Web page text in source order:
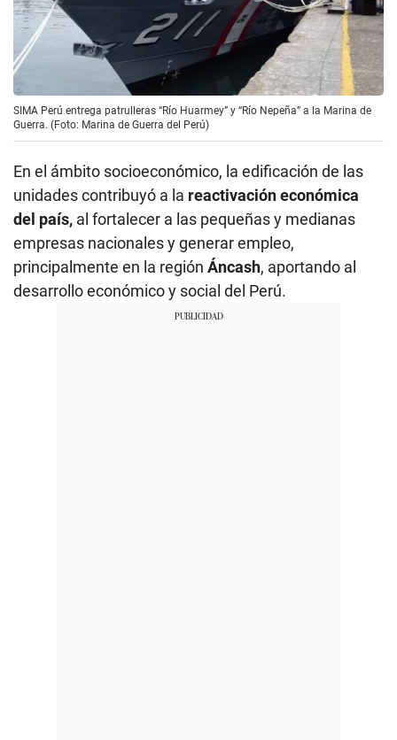
SIMA Perú entrega patrulleras “Río Huarmey” y “Río Nepeña” a la Marina de
Guerra. (Foto: Marina de Guerra del Perú)
En el ámbito socioeconómico, la edificación de las
unidades contribuyó a la reactivación económica
del país, al fortalecer a las pequeñas y medianas
empresas nacionales y generar empleo,
principalmente en la región Áncash, aportando al
desarrollo económico y social del Perú.